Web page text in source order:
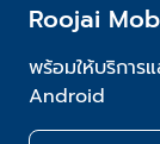
Roojai
พร้อมให้บริการ
Android